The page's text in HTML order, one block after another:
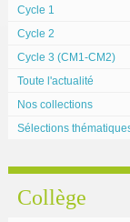
Cycle 1
Cycle 2
Cycle 3 (CM1-CM2)
Toute l'actualité
Nos collections
Sélections
Collège